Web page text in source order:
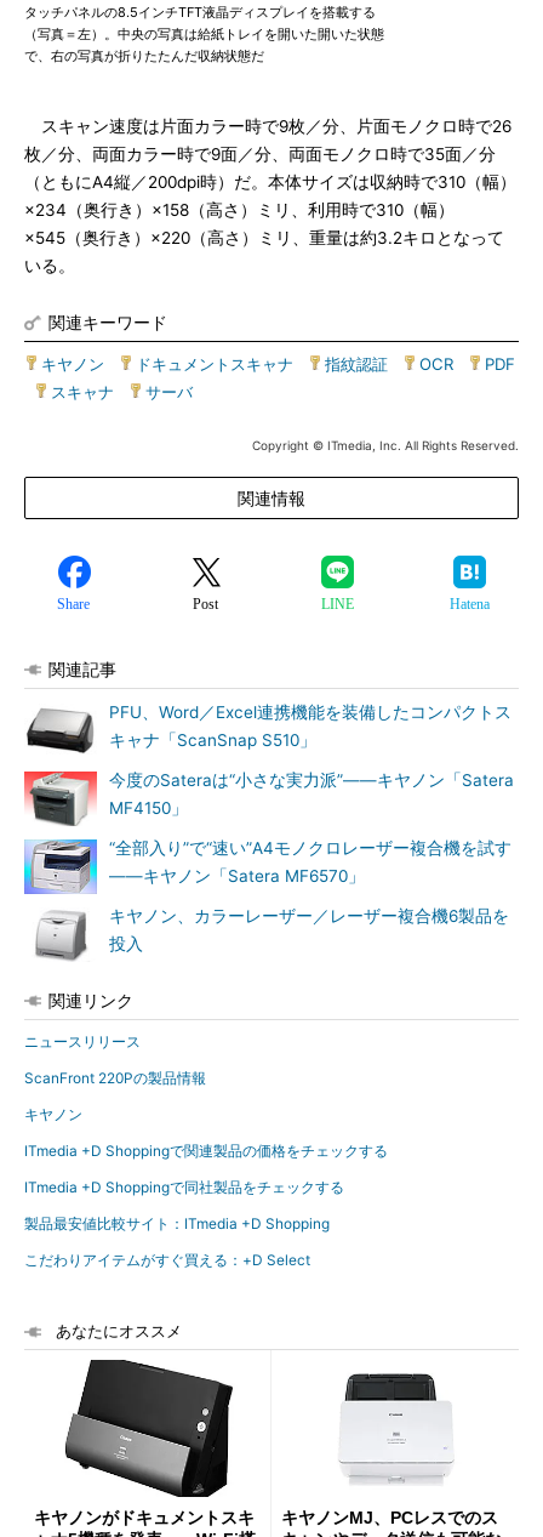
タッチパネルの8.5インチTFT液晶ディスプレイを搭載する
（写真＝左）。中央の写真は給紙トレイを開いた開いた状態
で、右の写真が折りたたんだ収納状態だ
スキャン速度は片面カラー時で9枚／分、片面モノクロ時で26
枚／分、両面カラー時で9面／分、両面モノクロ時で35面／分
（ともにA4縦／200dpi時）だ。本体サイズは収納時で310（幅）
×234（奥行き）×158（高さ）ミリ、利用時で310（幅）
×545（奥行き）×220（高さ）ミリ、重量は約3.2キロとなって
いる。
関連キーワード
キヤノン ドキュメントスキャナ 指紋認証 OCR
PDF
スキャナ サーバ
Copyright © ITmedia, Inc. All Rights Reserved.
関連情報
Share Post LINE Hatena
関連記事
PFU、Word／Excel連携機能を装備したコンパクトス
キャナ「ScanSnap S510」
今度のSateraは“小さな実力派”――キヤノン「Satera
MF4150」
“全部入り”で“速い”A4モノクロレーザー複合機を試す
――キヤノン「Satera MF6570」
キヤノン、カラーレーザー／レーザー複合機6製品を
投入
関連リンク
ニュースリリース
ScanFront 220Pの製品情報
キヤノン
ITmedia +D Shoppingで関連製品の価格をチェックする
ITmedia +D Shoppingで同社製品をチェックする
製品最安値比較サイト：ITmedia +D Shopping
こだわりアイテムがすぐ買える：+D Select
あなたにオススメ
キヤノンがドキュメントスキ
キヤノンMJ、PCレスでのス